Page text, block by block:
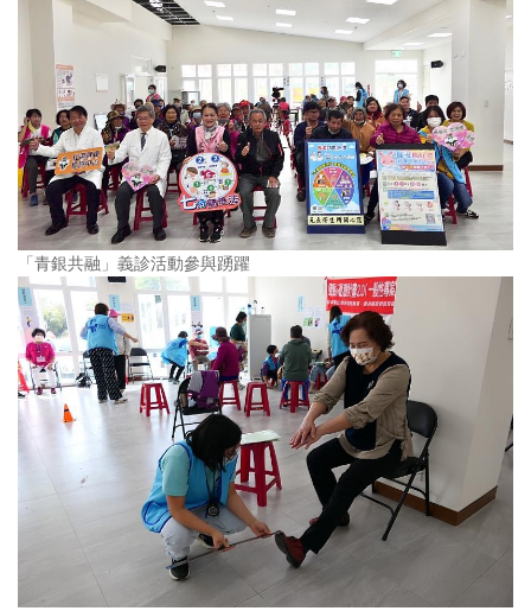
「青銀共融」義診活動參與踴躍